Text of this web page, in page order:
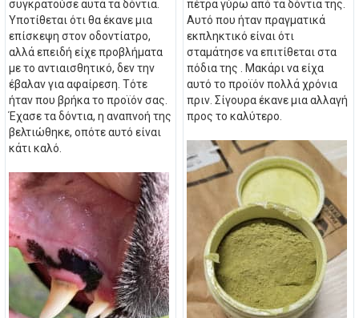
συγκρατούσε αυτά τα δόντια.
Υποτίθεται ότι θα έκανε μια
επίσκεψη στον οδοντίατρο,
αλλά επειδή είχε προβλήματα
με το αντιαισθητικό, δεν την
έβαλαν για αφαίρεση. Τότε
ήταν που βρήκα το προϊόν σας.
Έχασε τα δόντια, η αναπνοή της
βελτιώθηκε, οπότε αυτό είναι
κάτι καλό.
πέτρα γύρω από τα δόντια της.
Αυτό που ήταν πραγματικά
εκπληκτικό είναι ότι
σταμάτησε να επιτίθεται στα
πόδια της . Μακάρι να είχα
αυτό το προϊόν πολλά χρόνια
πριν. Σίγουρα έκανε μια αλλαγή
προς το καλύτερο.